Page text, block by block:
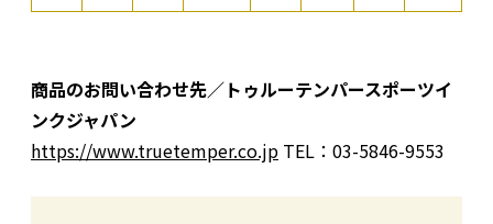
商品のお問い合わせ先／トゥルーテンパースポーツイ
ンクジャパン
https://www.truetemper.co.jp TEL：03-5846-9553